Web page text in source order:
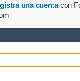
una cuentacon